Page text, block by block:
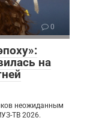
0
на
неожиданным
ТВ 2026.